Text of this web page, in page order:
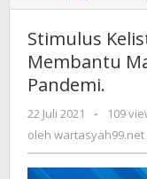
Stimulus
Membantu
Pandemi.
22 Juli 2021
oleh
-
109
oleh wartasyah99.net